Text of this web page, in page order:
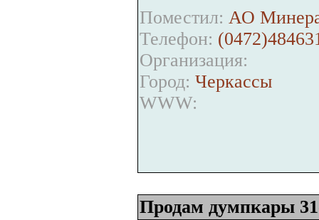
Поместил: АО
Телефон:
Организация:
Город: Черкассы
WWW:
Продам думпкары